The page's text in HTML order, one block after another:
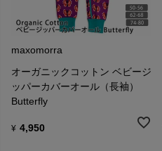
maxomorra
オーガニックコットン ベビージ
ッパーカバーオール（長袖）
Butterfly
¥ 4,950